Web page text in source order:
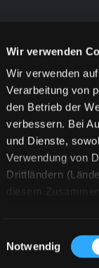
Wir verwenden
Wir verwenden
Verarbeitung von
den Betrieb der
verbessern. Bei
und Dienste,
Verwendung von
Drittländern
diesem
„Details zeigen“
Technologien.
Notwendig
Feedback
Kontakt
Über uns
Jobs
FAQs